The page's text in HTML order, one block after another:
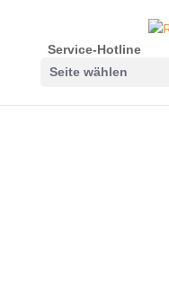
Service-Hotline
Seite wählen